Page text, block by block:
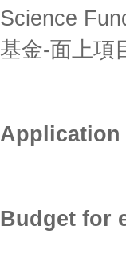
Science
基金-面上項
Application
Budget for